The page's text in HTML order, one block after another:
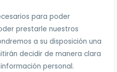
para poder
prestarle nuestros
a su disposición una
decidir de manera clara
personal.